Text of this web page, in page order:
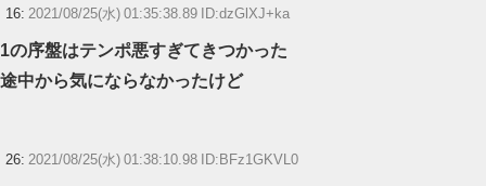
16: 2021/08/25(水) 01:35:38.89 ID:dzGlXJ+ka
1の序盤はテンポ悪すぎてきつかった
途中から気にならなかったけど
26: 2021/08/25(水) 01:38:10.98 ID:BFz1GKVL0